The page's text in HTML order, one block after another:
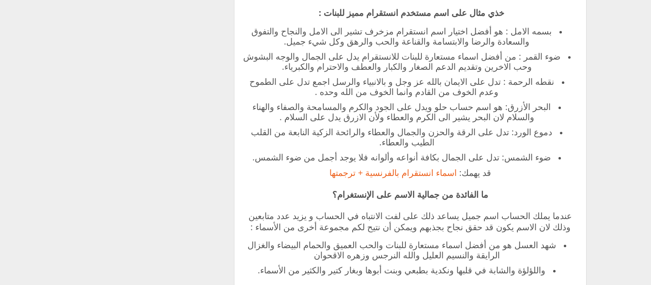
خذي مثال على اسم مستخدم انستقرام مميز للبنات :
بسمه الامل : هو أفضل اختيار اسم انستقرام مزخرف تشير الى الامل والنجاح والتفوق
والسعادة والرضا والابتسامة والقناعة والحب والرهق وكل شيء جميل.
ضوء القمر : من أفضل اسماء مستعارة للبنات للانستقرام يدل على الجمال والوجه البشوش
وحب الاخرين وتقديم الدعم الصغار والكبار والعطف والاحترام والكبرياء.
نقطه الرحمة : تدل على الايمان بالله عز وجل و بالانبياء والرسل اجمع تدل على الطموح
وعدم الخوف من القادم وانما الخوف من الله وحده .
البحر الأزرق: هو اسم حساب حلو ويدل على الجود والكرم والمسامحة والصفاء والهناء
والسلام لان البحر يشير الى الكرم والعطاء ولأن الازرق يدل على السلام .
دموع الورد: تدل على الرقة والحزن والجمال والعطاء والرائحة الزكية النابعة من القلب
الطيب والعطاء.
ضوء الشمس: تدل على الجمال بكافة أنواعه وألوانه فلا يوجد أجمل من ضوء الشمس.
قد يهمك: اسماء انستقرام بالفرنسية + ترجمتها
ما الفائدة من جمالية الاسم على الإنستغرام؟
عندما يملك الحساب اسم جميل يساعد ذلك على لفت الانتباه في الحساب و يزيد عدد متابعين
وذلك لان الاسم يكون قد حقق نجاح بجذبهم ويمكن أن نتيح لكم مجموعة أخرى من الأسماء :
شهد العسل هو من أفضل اسماء مستعارة للبنات والحب العميق والحمام البيضاء والغزال
الرايقة والنسيم العليل والله النرجس وزهره الاقحوان
واللؤلؤة والشابة في قلبها ونكدية بطبعي وبنت أبوها وبغار كتير والكثير من الأسماء.